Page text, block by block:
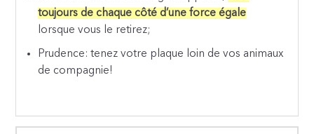
toujours de chaque côté d’une force égale
lorsque vous le retirez;
Prudence: tenez votre plaque loin de vos animaux
de compagnie!